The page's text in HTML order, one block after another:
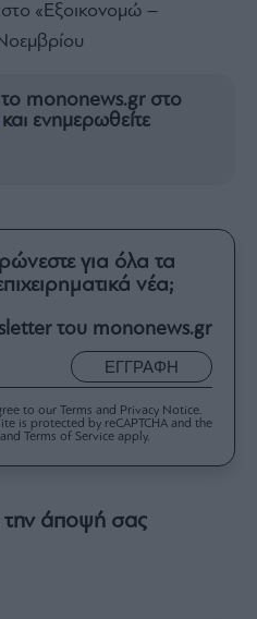
«Εξοικονομώ –
mononews.gr στο
και ενημερωθείτε
για όλα τα
νέα;
του mononews.gr
ΕΓΓΡΑΦΗ
to our Terms and Privacy Notice.
is protected by reCAPTCHA and the
Terms of Service apply.
την άποψή σας